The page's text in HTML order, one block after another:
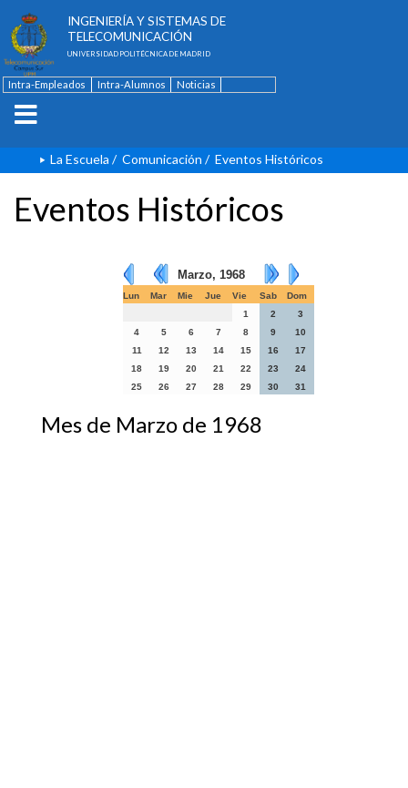
INGENIERÍA Y SISTEMAS DE
TELECOMUNICACIÓN
UNIVERSIDAD POLITÉCNICA DE MADRID
Intra-Empleados Intra-Alumnos
Noticias
La Escuela / Comunicación / Eventos Históricos
Eventos Históricos
Marzo, 1968
Lun Mar Mie Jue Vie Sab
Dom
1
2
3
4
5 6 7 8 9
10
11
12 13 14 15 16
17
18
19 20 21 22 23
24
25
26 27 28 29 30 31
Mes de Marzo de 1968